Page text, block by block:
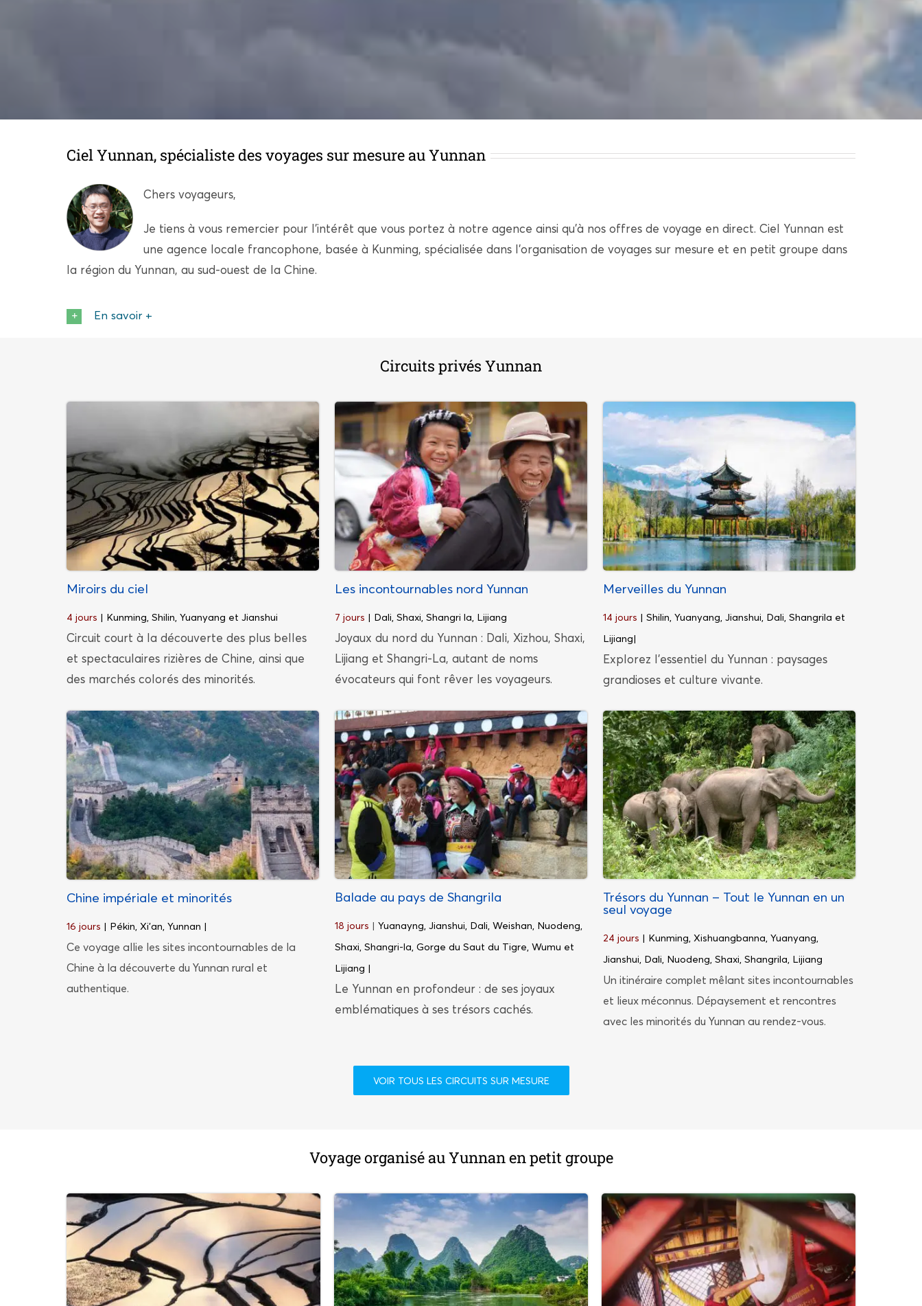
Ciel Yunnan, spécialiste des voyages sur mesure au Yunnan
Chers voyageurs,
Je tiens à vous remercier pour l’intérêt que vous portez à notre agence ainsi qu’à nos offres de voyage en direct. Ciel Yunnan est
une agence locale francophone, basée à Kunming, spécialisée dans l’organisation de voyages sur mesure et en petit groupe dans
la région du Yunnan, au sud-ouest de la Chine.
En savoir +
Circuits privés Yunnan
Miroirs du ciel
4 jours | Kunming, Shilin, Yuanyang et Jianshui
Circuit court à la découverte des plus belles
et spectaculaires rizières de Chine, ainsi que
des marchés colorés des minorités.
Les incontournables nord Yunnan
7 jours | Dali, Shaxi, Shangri la, Lijiang
Joyaux du nord du Yunnan : Dali, Xizhou, Shaxi,
Lijiang et Shangri-La, autant de noms
évocateurs qui font rêver les voyageurs.
Merveilles du Yunnan
14 jours | Shilin, Yuanyang, Jianshui, Dali, Shangrila et
Lijiang|
Explorez l’essentiel du Yunnan : paysages
grandioses et culture vivante.
Chine impériale et minorités
16 jours | Pékin, Xi’an, Yunnan |
Ce voyage allie les sites incontournables de la
Chine à la découverte du Yunnan rural et
authentique.
Balade au pays de Shangrila
18 jours | Yuanayng, Jianshui, Dali, Weishan, Nuodeng,
Shaxi, Shangri-la, Gorge du Saut du Tigre, Wumu et
Lijiang |
Le Yunnan en profondeur : de ses joyaux
emblématiques à ses trésors cachés.
Trésors du Yunnan – Tout le Yunnan en un
seul voyage
24 jours | Kunming, Xishuangbanna, Yuanyang,
Jianshui, Dali, Nuodeng, Shaxi, Shangrila, Lijiang
Un itinéraire complet mêlant sites incontournables
et lieux méconnus. Dépaysement et rencontres
avec les minorités du Yunnan au rendez-vous.
VOIR TOUS LES CIRCUITS SUR MESURE
Voyage organisé au Yunnan en petit groupe